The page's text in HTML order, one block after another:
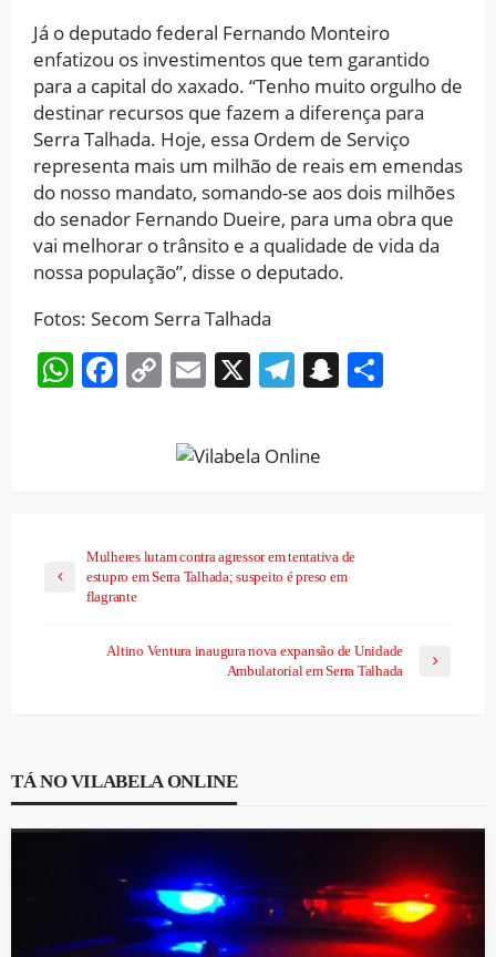
Já o deputado federal Fernando Monteiro
enfatizou os investimentos que tem garantido
para a capital do xaxado. “Tenho muito orgulho de
destinar recursos que fazem a diferença para
Serra Talhada. Hoje, essa Ordem de Serviço
representa mais um milhão de reais em emendas
do nosso mandato, somando-se aos dois milhões
do senador Fernando Dueire, para uma obra que
vai melhorar o trânsito e a qualidade de vida da
nossa população”, disse o deputado.
Fotos: Secom Serra Talhada
WhatsApp
Facebook
CopyEmail
X Telegram
Snapchat
Mulheres lutam contra agressor em tentativa de
estupro em Serra Talhada; suspeito é preso em
flagrante
Altino Ventura inaugura nova expansão de Unidade
Ambulatorial em Serra Talhada
TÁ NO VILABELA ONLINE